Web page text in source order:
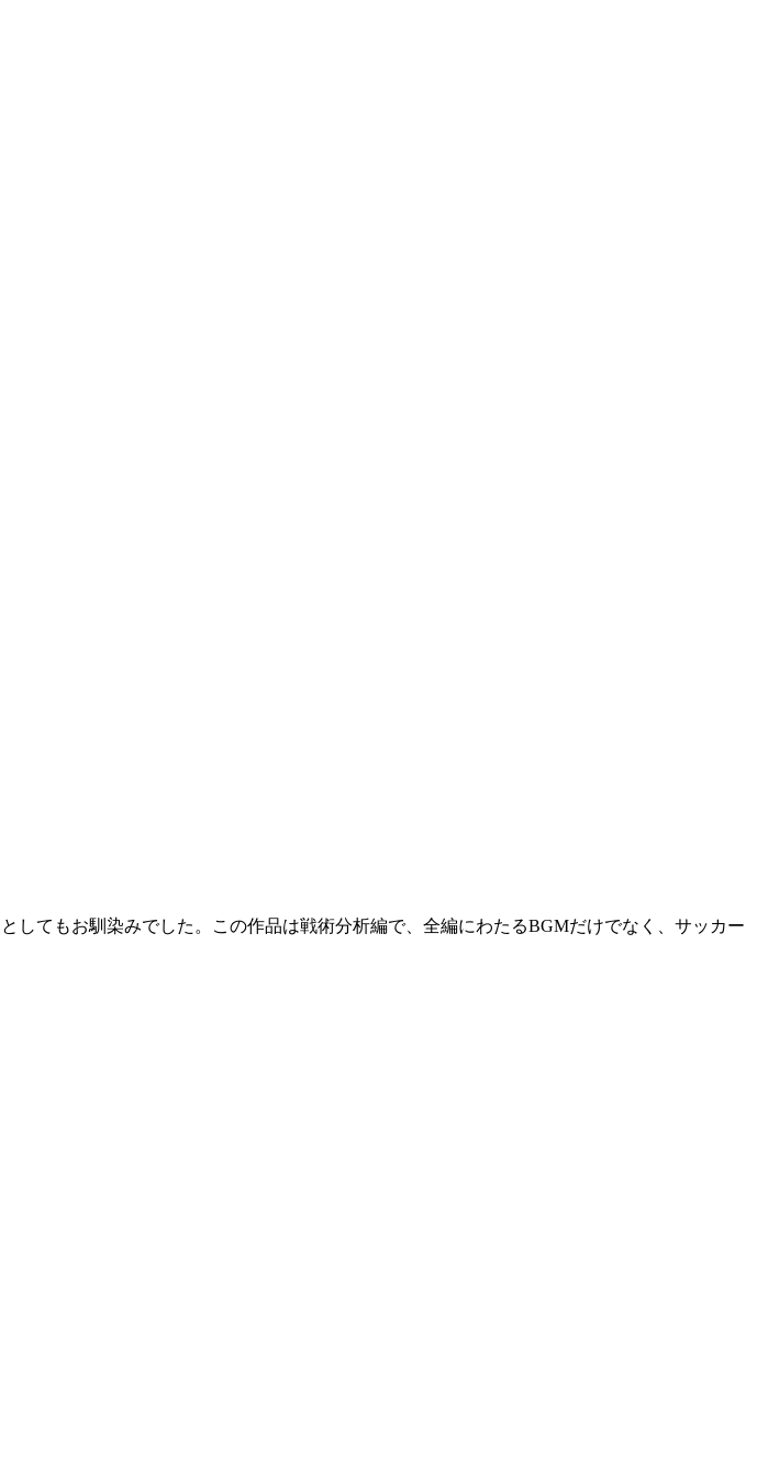
してもお馴染みでした。この作品は戦術分析編で、全編にわたるBGMだけでなく、サッカー